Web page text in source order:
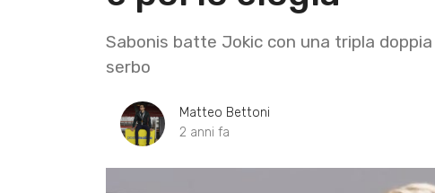
Sabonis batte Jokic con una tripla
serbo
Matteo Bettoni
2 anni fa